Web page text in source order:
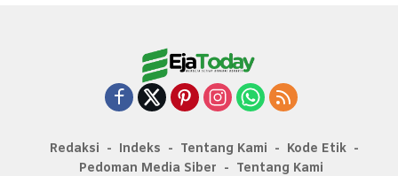
Redaksi Indeks Tentang Kami
Kode Etik
Pedoman Media Siber
Tentang Kami